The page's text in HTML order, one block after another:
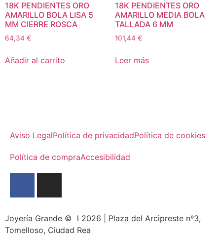
18K PENDIENTES ORO
AMARILLO BOLA LISA 5
MM CIERRE ROSCA
64,34 €
Añadir al carrito
18K PENDIENTES ORO
AMARILLO MEDIA BOLA
TALLADA 6 MM
101,44 €
Leer más
Aviso LegalPolítica de privacidadPolítica de cookies
Política de compraAccesibilidad
Joyería Grande © l 2026 | Plaza del Arcipreste nº3,
Tomelloso, Ciudad Rea